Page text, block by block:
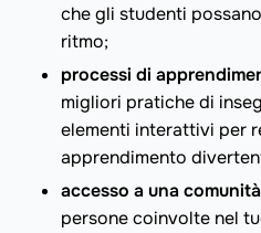
che gli studenti
ritmo;
processi di
migliori pratiche di
elementi interattivi per
apprendimento
accesso a una
persone coinvolte nel